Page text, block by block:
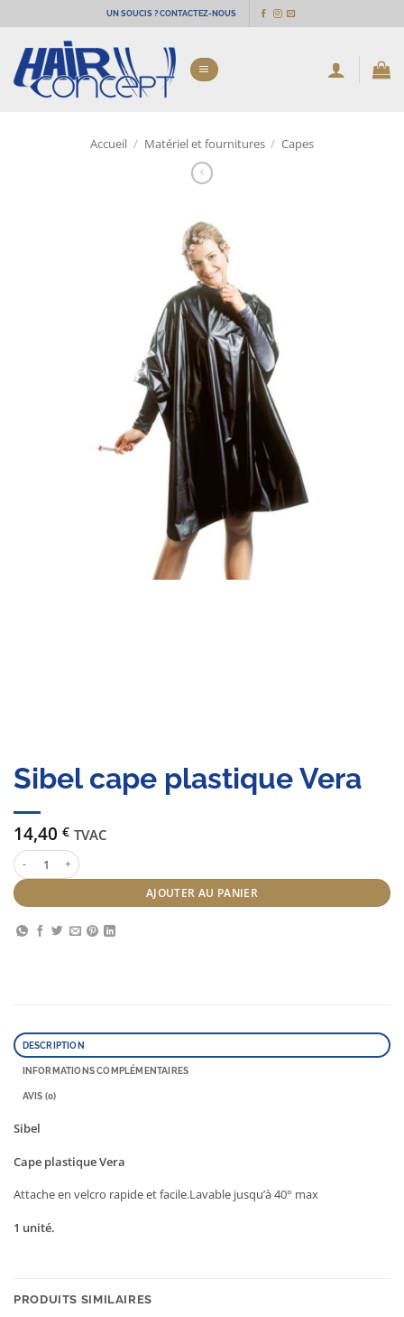
au
contenu
UN SOUCIS ? CONTACTEZ-NOUS
Accueil / Matériel et fournitures / Capes
Sibel cape plastique Vera
14,40 € TVAC
quantité de Sibel cape plastique Vera
AJOUTER AU PANIER
DESCRIPTION
INFORMATIONS COMPLÉMENTAIRES
AVIS (0)
Sibel
Cape plastique Vera
Attache en velcro rapide et facile.Lavable jusqu’à 40° max
1 unité.
PRODUITS SIMILAIRES